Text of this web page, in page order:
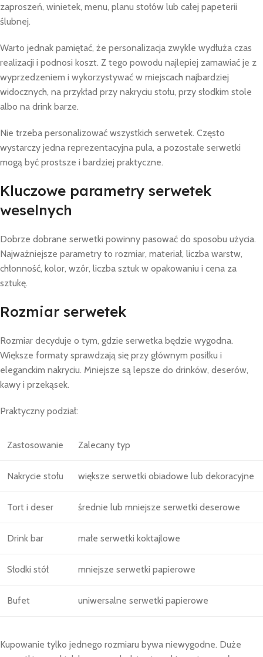
zaproszeń, winietek, menu, planu stołów lub całej papeterii
ślubnej.
Warto jednak pamiętać, że personalizacja zwykle wydłuża czas
realizacji i podnosi koszt. Z tego powodu najlepiej zamawiać je z
wyprzedzeniem i wykorzystywać w miejscach najbardziej
widocznych, na przykład przy nakryciu stołu, przy słodkim stole
albo na drink barze.
Nie trzeba personalizować wszystkich serwetek. Często
wystarczy jedna reprezentacyjna pula, a pozostałe serwetki
mogą być prostsze i bardziej praktyczne.
Kluczowe parametry serwetek
weselnych
Dobrze dobrane serwetki powinny pasować do sposobu użycia.
Najważniejsze parametry to rozmiar, materiał, liczba warstw,
chłonność, kolor, wzór, liczba sztuk w opakowaniu i cena za
sztukę.
Rozmiar serwetek
Rozmiar decyduje o tym, gdzie serwetka będzie wygodna.
Większe formaty sprawdzają się przy głównym posiłku i
eleganckim nakryciu. Mniejsze są lepsze do drinków, deserów,
kawy i przekąsek.
Praktyczny podział:
Zastosowanie Zalecany typ
Nakrycie stołu większe serwetki obiadowe lub dekoracyjne
Tort i deser średnie lub mniejsze serwetki deserowe
Drink bar małe serwetki koktajlowe
Słodki stół mniejsze serwetki papierowe
Bufet uniwersalne serwetki papierowe
Kupowanie tylko jednego rozmiaru bywa niewygodne. Duże